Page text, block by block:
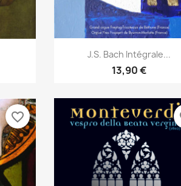
 Aperçu rapide
J.S. Bach Intégrale...
13,90 €
favorite_border